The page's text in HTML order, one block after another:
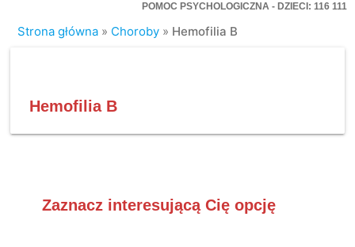
POMOC PSYCHOLOGICZNA - DZIECI: 116 111
Strona główna » Choroby » Hemofilia B
Hemofilia B
Zaznacz interesującą Cię opcję